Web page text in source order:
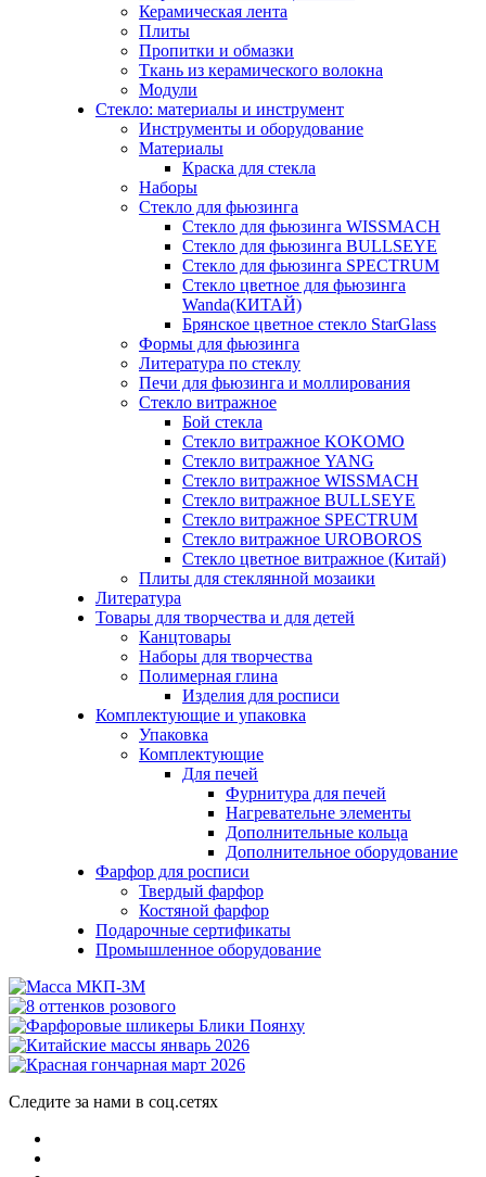
Керамическая лента
Плиты
Пропитки и обмазки
Ткань из керамического волокна
Модули
Стекло: материалы и инструмент
Инструменты и оборудование
Материалы
Краска для стекла
Наборы
Стекло для фьюзинга
Стекло для фьюзинга WISSMACH
Стекло для фьюзинга BULLSEYE
Стекло для фьюзинга SPECTRUM
Стекло цветное для фьюзинга
Wanda(КИТАЙ)
Брянское цветное стекло StarGlass
Формы для фьюзинга
Литература по стеклу
Печи для фьюзинга и моллирования
Стекло витражное
Бой стекла
Стекло витражное KOKOMO
Стекло витражное YANG
Стекло витражное WISSMACH
Стекло витражное BULLSEYE
Стекло витражное SPECTRUM
Стекло витражное UROBOROS
Стекло цветное витражное (Китай)
Плиты для стеклянной мозаики
Литература
Товары для творчества и для детей
Канцтовары
Наборы для творчества
Полимерная глина
Изделия для росписи
Комплектующие и упаковка
Упаковка
Комплектующие
Для печей
Фурнитура для печей
Нагревательне элементы
Дополнительные кольца
Дополнительное оборудование
Фарфор для росписи
Твердый фарфор
Костяной фарфор
Подарочные сертификаты
Промышленное оборудование
Следите за нами в соц.сетях